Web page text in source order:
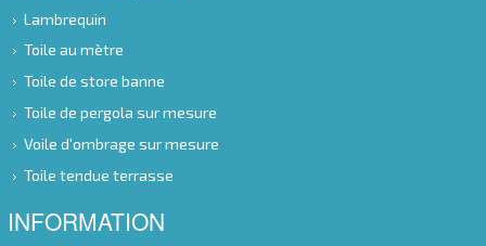
Lambrequin
Toile au mètre
Toile de store banne
Toile de pergola sur mesure
Voile d'ombrage sur mesure
Toile tendue terrasse
INFORMATION